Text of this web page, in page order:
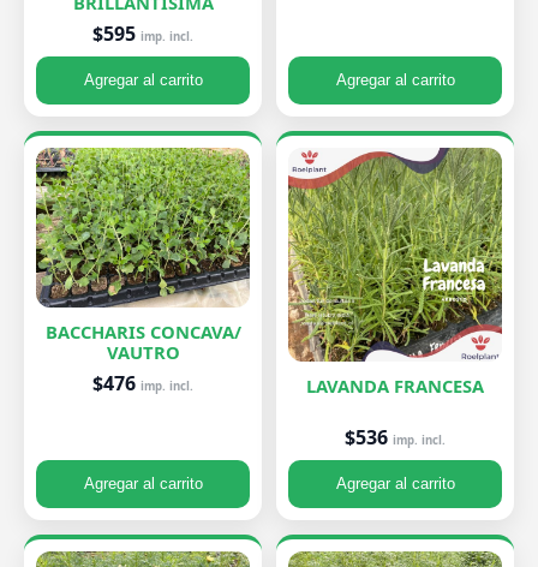
$595 imp. incl.
Agregar al carrito Agregar al carrito
BACCHARIS CONCAVA/
VAUTRO
$476 imp. incl.
Agregar al carrito
LAVANDA FRANCESA
$536 imp. incl.
Agregar al carrito